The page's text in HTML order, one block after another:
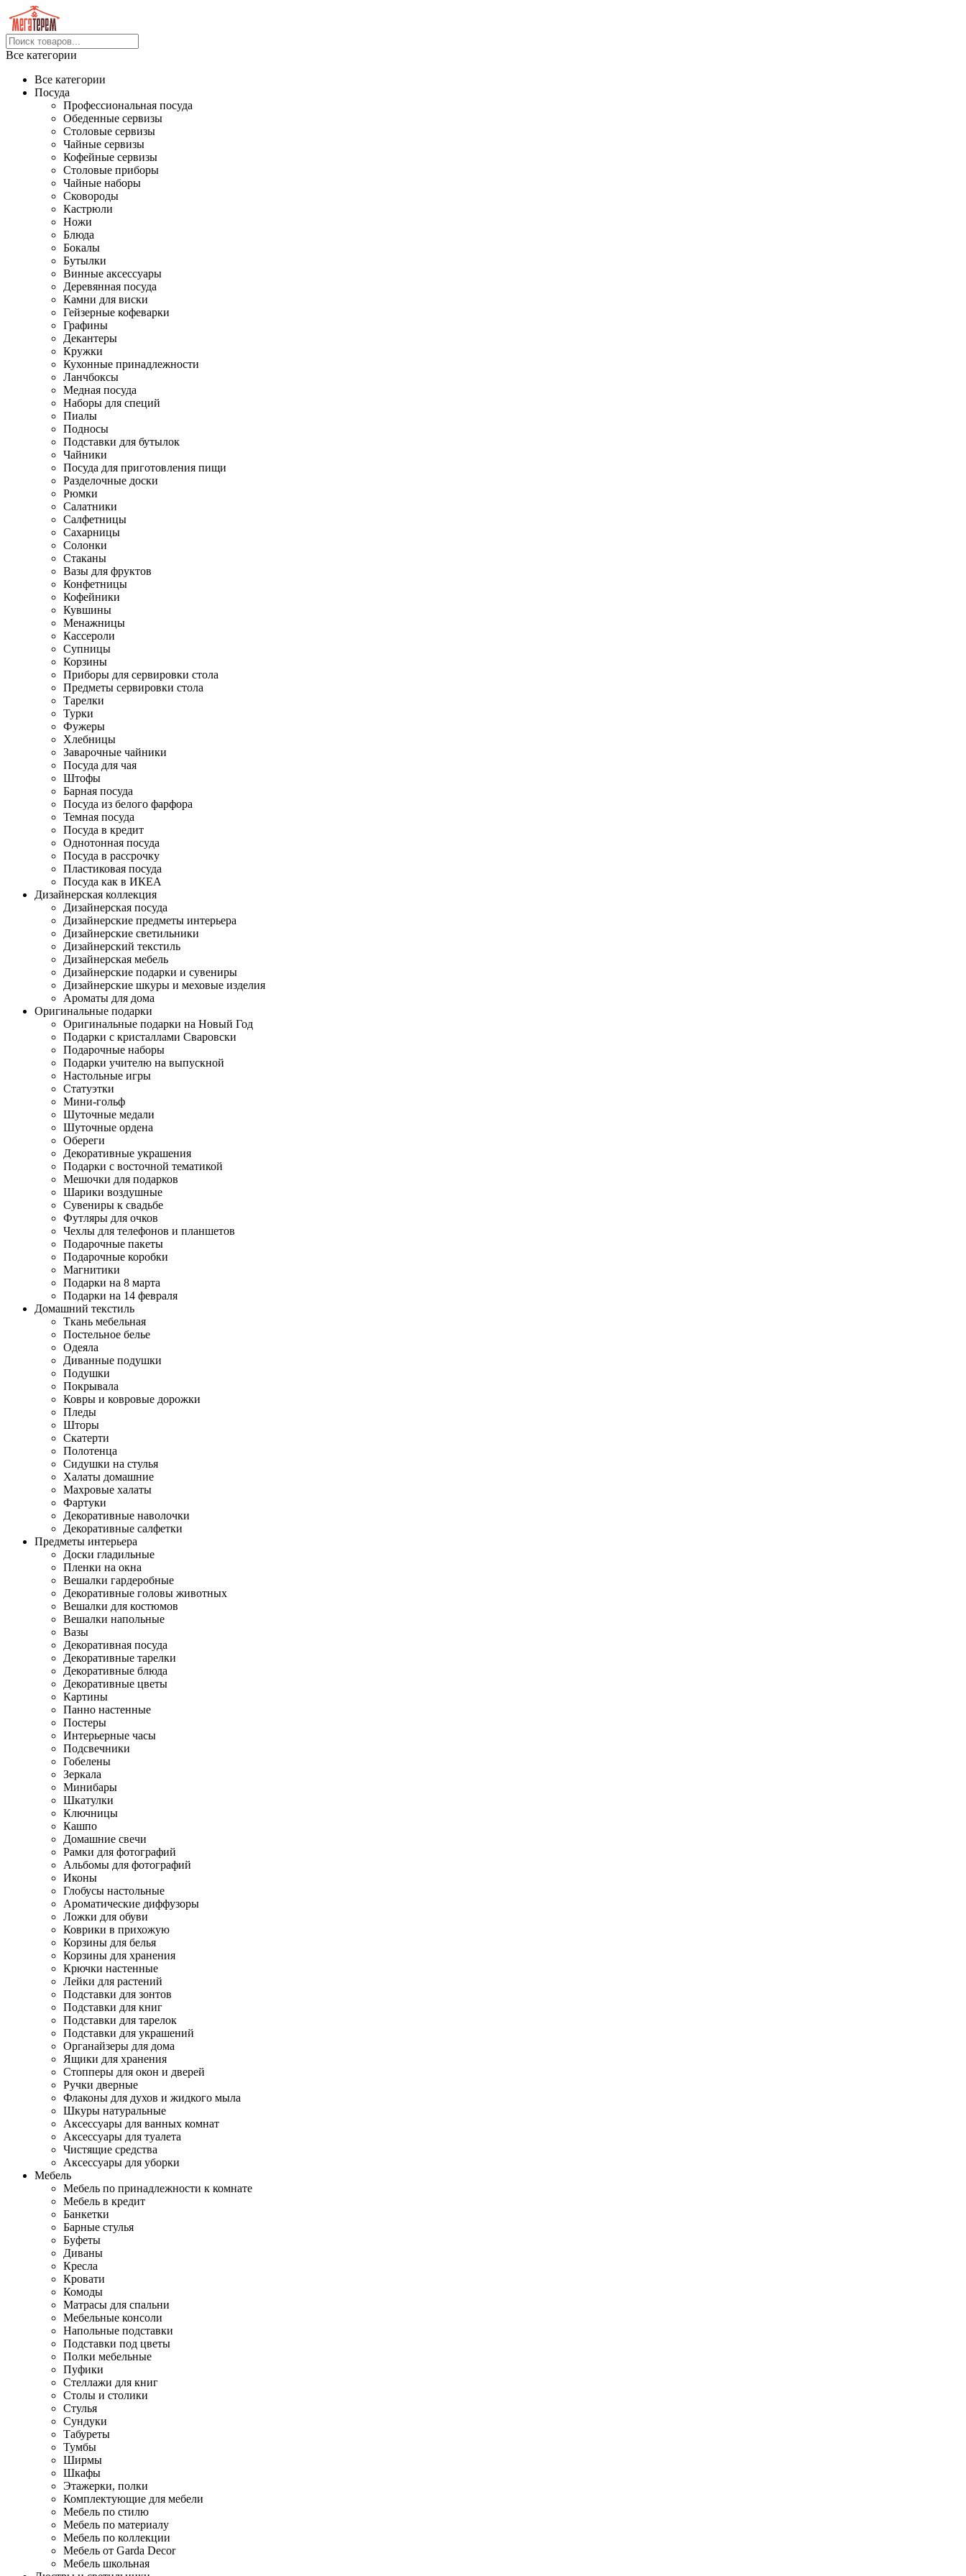
Все категории
Все категории
Посуда
Профессиональная посуда
Обеденные сервизы
Столовые сервизы
Чайные сервизы
Кофейные сервизы
Столовые приборы
Чайные наборы
Сковороды
Кастрюли
Ножи
Блюда
Бокалы
Бутылки
Винные аксессуары
Деревянная посуда
Камни для виски
Гейзерные кофеварки
Графины
Декантеры
Кружки
Кухонные принадлежности
Ланчбоксы
Медная посуда
Наборы для специй
Пиалы
Подносы
Подставки для бутылок
Чайники
Посуда для приготовления пищи
Разделочные доски
Рюмки
Салатники
Салфетницы
Сахарницы
Солонки
Стаканы
Вазы для фруктов
Конфетницы
Кофейники
Кувшины
Менажницы
Кассероли
Супницы
Корзины
Приборы для сервировки стола
Предметы сервировки стола
Тарелки
Турки
Фужеры
Хлебницы
Заварочные чайники
Посуда для чая
Штофы
Барная посуда
Посуда из белого фарфора
Темная посуда
Посуда в кредит
Однотонная посуда
Посуда в рассрочку
Пластиковая посуда
Посуда как в ИКЕА
Дизайнерская коллекция
Дизайнерская посуда
Дизайнерские предметы интерьера
Дизайнерские светильники
Дизайнерский текстиль
Дизайнерская мебель
Дизайнерские подарки и сувениры
Дизайнерские шкуры и меховые изделия
Ароматы для дома
Оригинальные подарки
Оригинальные подарки на Новый Год
Подарки с кристаллами Сваровски
Подарочные наборы
Подарки учителю на выпускной
Настольные игры
Статуэтки
Мини-гольф
Шуточные медали
Шуточные ордена
Обереги
Декоративные украшения
Подарки с восточной тематикой
Мешочки для подарков
Шарики воздушные
Сувениры к свадьбе
Футляры для очков
Чехлы для телефонов и планшетов
Подарочные пакеты
Подарочные коробки
Магнитики
Подарки на 8 марта
Подарки на 14 февраля
Домашний текстиль
Ткань мебельная
Постельное белье
Одеяла
Диванные подушки
Подушки
Покрывала
Ковры и ковровые дорожки
Пледы
Шторы
Скатерти
Полотенца
Сидушки на стулья
Халаты домашние
Махровые халаты
Фартуки
Декоративные наволочки
Декоративные салфетки
Предметы интерьера
Доски гладильные
Пленки на окна
Вешалки гардеробные
Декоративные головы животных
Вешалки для костюмов
Вешалки напольные
Вазы
Декоративная посуда
Декоративные тарелки
Декоративные блюда
Декоративные цветы
Картины
Панно настенные
Постеры
Интерьерные часы
Подсвечники
Гобелены
Зеркала
Минибары
Шкатулки
Ключницы
Кашпо
Домашние свечи
Рамки для фотографий
Альбомы для фотографий
Иконы
Глобусы настольные
Ароматические диффузоры
Ложки для обуви
Коврики в прихожую
Корзины для белья
Корзины для хранения
Крючки настенные
Лейки для растений
Подставки для зонтов
Подставки для книг
Подставки для тарелок
Подставки для украшений
Органайзеры для дома
Ящики для хранения
Стопперы для окон и дверей
Ручки дверные
Флаконы для духов и жидкого мыла
Шкуры натуральные
Аксессуары для ванных комнат
Аксессуары для туалета
Чистящие средства
Аксессуары для уборки
Мебель
Мебель по принадлежности к комнате
Мебель в кредит
Банкетки
Барные стулья
Буфеты
Диваны
Кресла
Кровати
Комоды
Матрасы для спальни
Мебельные консоли
Напольные подставки
Подставки под цветы
Полки мебельные
Пуфики
Стеллажи для книг
Столы и столики
Стулья
Сундуки
Табуреты
Тумбы
Ширмы
Шкафы
Этажерки, полки
Комплектующие для мебели
Мебель по стилю
Мебель по материалу
Мебель по коллекции
Мебель от Garda Decor
Мебель школьная